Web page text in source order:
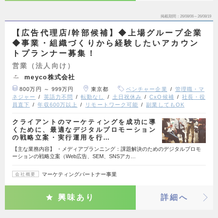
掲載期間 26/08/06～26/08/19
【広告代理店/幹部候補】◆上場グループ企業
◆事業・組織づくりから経験したいアカウン
トプランナー募集！
営業（法人向け）
meyco株式会社
800万円 ～ 999万円 東京都 ベンチャー企業
管理職・マ
ネジャー
英語力不問 転勤なし 土日祝休み CxO候補
社長・役
員直下
年収600万以上 リモートワーク可能 副業してもOK
クライアントのマーケティングを成功に導
くために、最適なデジタルプロモーション
の戦略立案・実行運用を行…
【主な業務内容】 ・メディアプランニング：課題解決のためのデジタルプロモ
ーションの戦略立案（Web広告、SEM、SNSアカ…
会社概要 マーケティングパートナー事業
興味あり 詳細へ